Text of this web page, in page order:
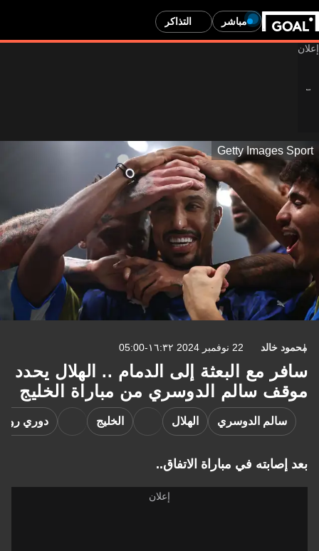
مباشر التذاكر
Getty
خالد 22 نوفمبر 2024 ١٦:٣٢-05:00
مع البعثة إلى الدمام .. الهلال يحدد
سالم الدوسري من مباراة الخليج
الدوسري الهلال الخليج دوري روشن
في مباراة الاتفاق..